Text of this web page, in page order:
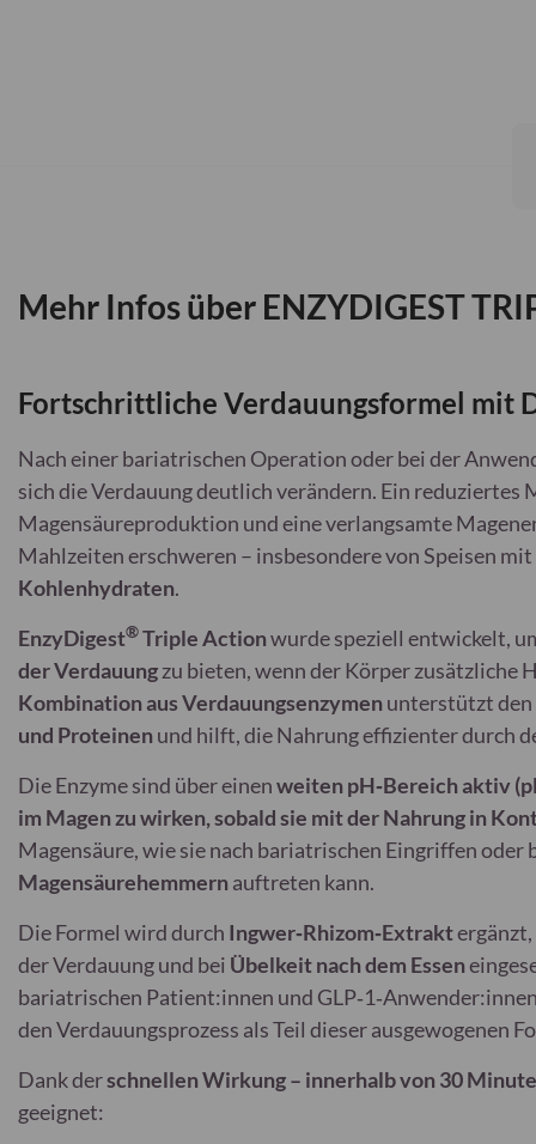
Mehr Infos über ENZYDIGEST
Fortschrittliche Verdauungsformel mit
Nach einer bariatrischen Operation oder bei der
sich die Verdauung deutlich verändern. Ein reduziertes
Magensäureproduktion und eine verlangsamte
Mahlzeiten erschweren – insbesondere von Speisen mit
Kohlenhydraten.
EnzyDigest®Triple Actionwurde speziell entwickelt,
der Verdauungzu bieten, wenn der Körper zusätzliche
Kombination aus Verdauungsenzymenunterstützt den
und Proteinenund hilft, die Nahrung effizienter durch
Die Enzyme sind über einenweiten pH‑Bereich aktiv
im Magen zu wirken, sobald sie mit der Nahrung in
Magensäure, wie sie nach bariatrischen Eingriffen oder
Magensäurehemmernauftreten kann.
Die Formel wird durch Ingwer‑Rhizom‑Extrakt
der Verdauung und bei Übelkeit nach dem Essen
bariatrischen Patient:innen und
den Verdauungsprozess als Teil dieser ausgewogenen
Dank derschnellen Wirkung – innerhalb von 30
geeignet: